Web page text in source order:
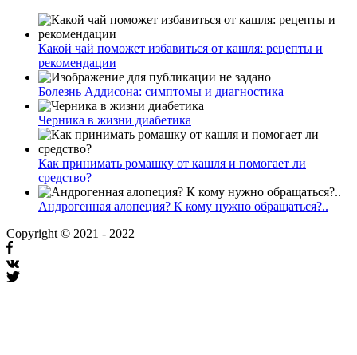
Какой чай поможет избавиться от кашля: рецепты и
рекомендации
Болезнь Аддисона: симптомы и диагностика
Черника в жизни диабетика
Как принимать ромашку от кашля и помогает ли
средство?
Андрогенная алопеция? К кому нужно обращаться?..
Copyright © 2021 - 2022